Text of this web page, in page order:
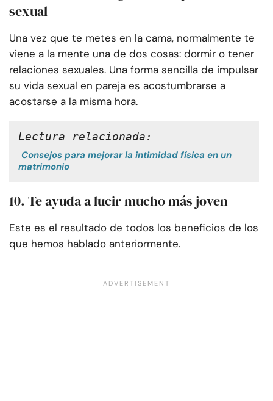
sexual
Una vez que te metes en la cama, normalmente te
viene a la mente una de dos cosas: dormir o tener
relaciones sexuales. Una forma sencilla de impulsar
su vida sexual en pareja es acostumbrarse a
acostarse a la misma hora.
Lectura relacionada:
Consejos para mejorar la intimidad física en un
matrimonio
10. Te ayuda a lucir mucho más joven
Este es el resultado de todos los beneficios de los
que hemos hablado anteriormente.